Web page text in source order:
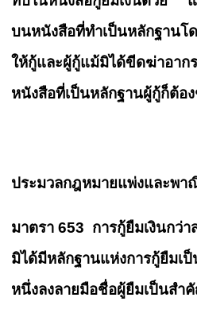
บนหนังสือที่ทำเป็นหลักฐานโ
ให้กู้และผู้กู้แม้มิได้ขีดฆ่าอา
หนังสือที่เป็นหลักฐานผู้กู้ก็ต้อ
ประมวลกฎหมายแพ่งและพา
มาตรา 653 การกู้ยืมเงินกว่
มิได้มีหลักฐานแห่งการกู้ยืมเ
หนึ่งลงลายมือชื่อผู้ยืมเป็นสำ